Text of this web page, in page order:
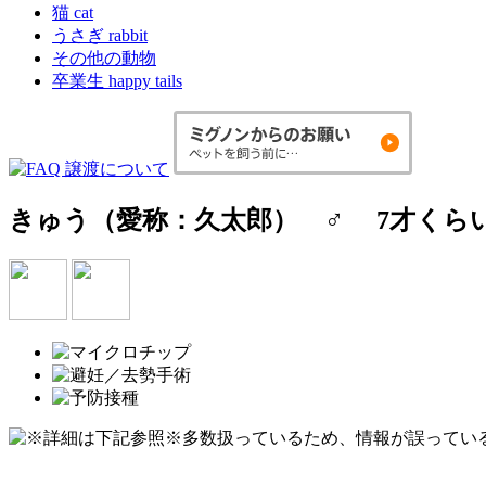
猫 cat
うさぎ rabbit
その他の動物
卒業生 happy tails
きゅう（愛称：久太郎） ♂ 7才く